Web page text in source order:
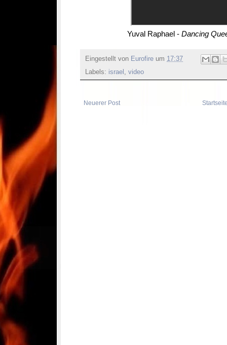
Yuval Raphael -Dancing
Eingestellt von Eurofire um 17:37
Labels: israel , video
Neuerer Post